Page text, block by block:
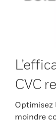
CVC
Optimisez
moindre